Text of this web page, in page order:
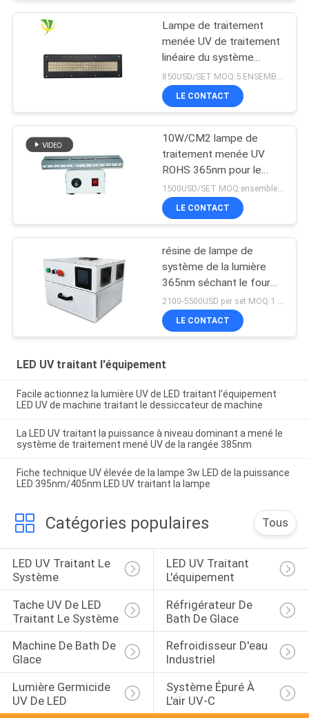
Lampe de traitement
menée UV de traitement
linéaire du système
365nm 395nm 405nm de
Shenzhen 1200w
LE CONTACT
10W/CM2 lampe de
traitement menée UV
ROHS 365nm pour le
revêtement de résine
1500USD/SET MOQ:ensembles 1
LE CONTACT
résine de lampe de
système de la lumière
365nm séchant le four
de traitement mené UV
de la boîte 405nm
2100-5500USD per set MOQ:1 ensemble
LE CONTACT
LED UV traitant l'équipement
Facile actionnez la lumière UV de LED traitant l'équipement
LED UV de machine traitant le dessiccateur de machine
La LED UV traitant la puissance à niveau dominant a mené le
système de traitement mené UV de la rangée 385nm
Fiche technique UV élevée de la lampe 3w LED de la puissance
LED 395nm/405nm LED UV traitant la lampe
Catégories populaires Tous
LED UV Traitant Le
Système
LED UV Traitant
L'équipement
Tache UV De LED
Traitant Le Système
Réfrigérateur De
Bath De Glace
Machine De Bath De
Glace
Refroidisseur D'eau
Industriel
Lumière Germicide
UV De LED
Système Épuré À
L'air UV-C